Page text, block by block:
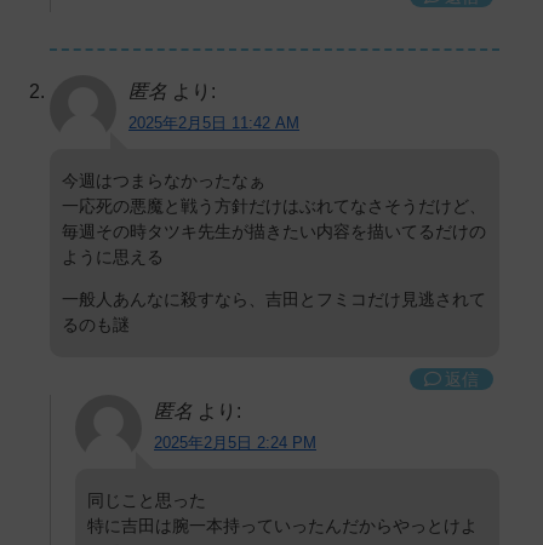
匿名 より:
2025年2月5日 11:42 AM
今週はつまらなかったなぁ
一応死の悪魔と戦う方針だけはぶれてなさそうだけど、
毎週その時タツキ先生が描きたい内容を描いてるだけの
ように思える
一般人あんなに殺すなら、吉田とフミコだけ見逃されて
るのも謎
返信
匿名 より:
2025年2月5日 2:24 PM
同じこと思った
特に吉田は腕一本持っていったんだからやっとけよ